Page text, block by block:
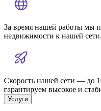
За время нашей работы мы
недвижимости к нашей сети.
Скорость нашей сети — до
гарантируем высокое и
Услуги